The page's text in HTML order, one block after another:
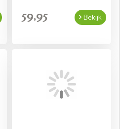
59,95 Bekijk